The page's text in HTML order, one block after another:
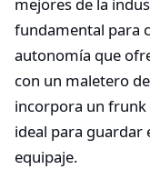
mejores de la
fundamental para
autonomía que
con un maletero
incorpora un
ideal para guardar
equipaje.